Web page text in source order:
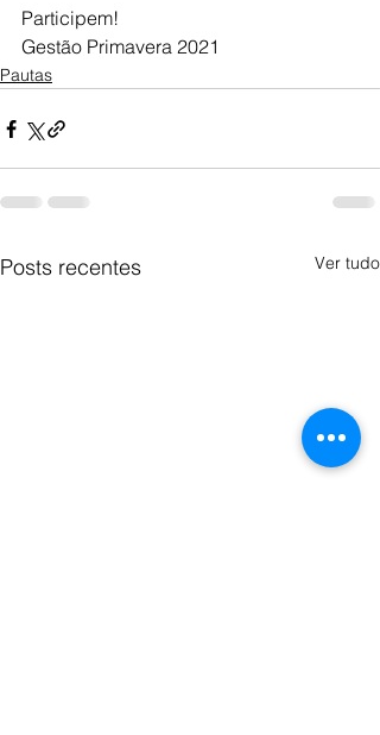
Participem!
Gestão Primavera 2021
Pautas
Posts recentes Ver tudo